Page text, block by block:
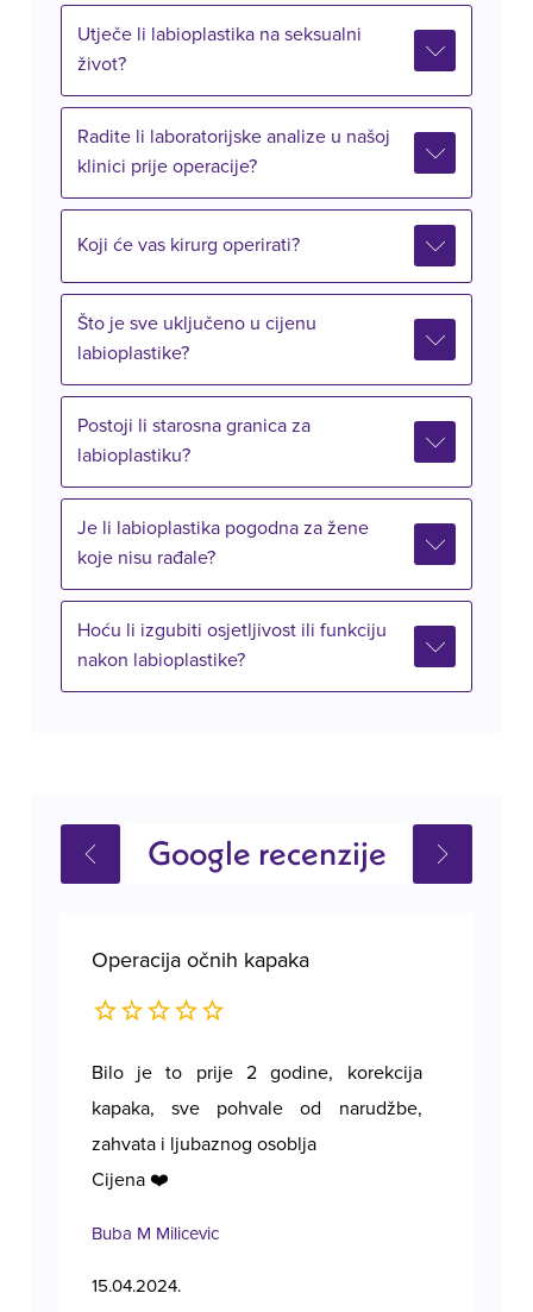
Utječe li labioplastika na seksualni
život?
Radite li laboratorijske analize u našoj
klinici prije operacije?
Koji će vas kirurg operirati?
Što je sve uključeno u cijenu
labioplastike?
Postoji li starosna granica za
labioplastiku?
Je li labioplastika pogodna za žene
koje nisu rađale?
Hoću li izgubiti osjetljivost ili funkciju
nakon labioplastike?
Operacija očnih kapaka
Bilo je to prije 2 godine, korekcija
kapaka, sve pohvale od narudžbe,
zahvata i ljubaznog osoblja
Cijena ❤️
Buba M Milicevic
15.04.2024.
Google recenzije